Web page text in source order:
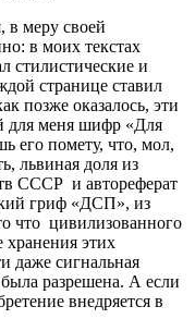
в меру своей
в моих текстах
стилистические и
странице ставил
позже оказалось, эти
для меня шифр «Для
его помету, что, мол,
львиная доля из
СССР и автореферат
гриф «ДСП», из
что цивилизованного
хранения этих
даже сигнальная
разрешена. А если
внедряется в